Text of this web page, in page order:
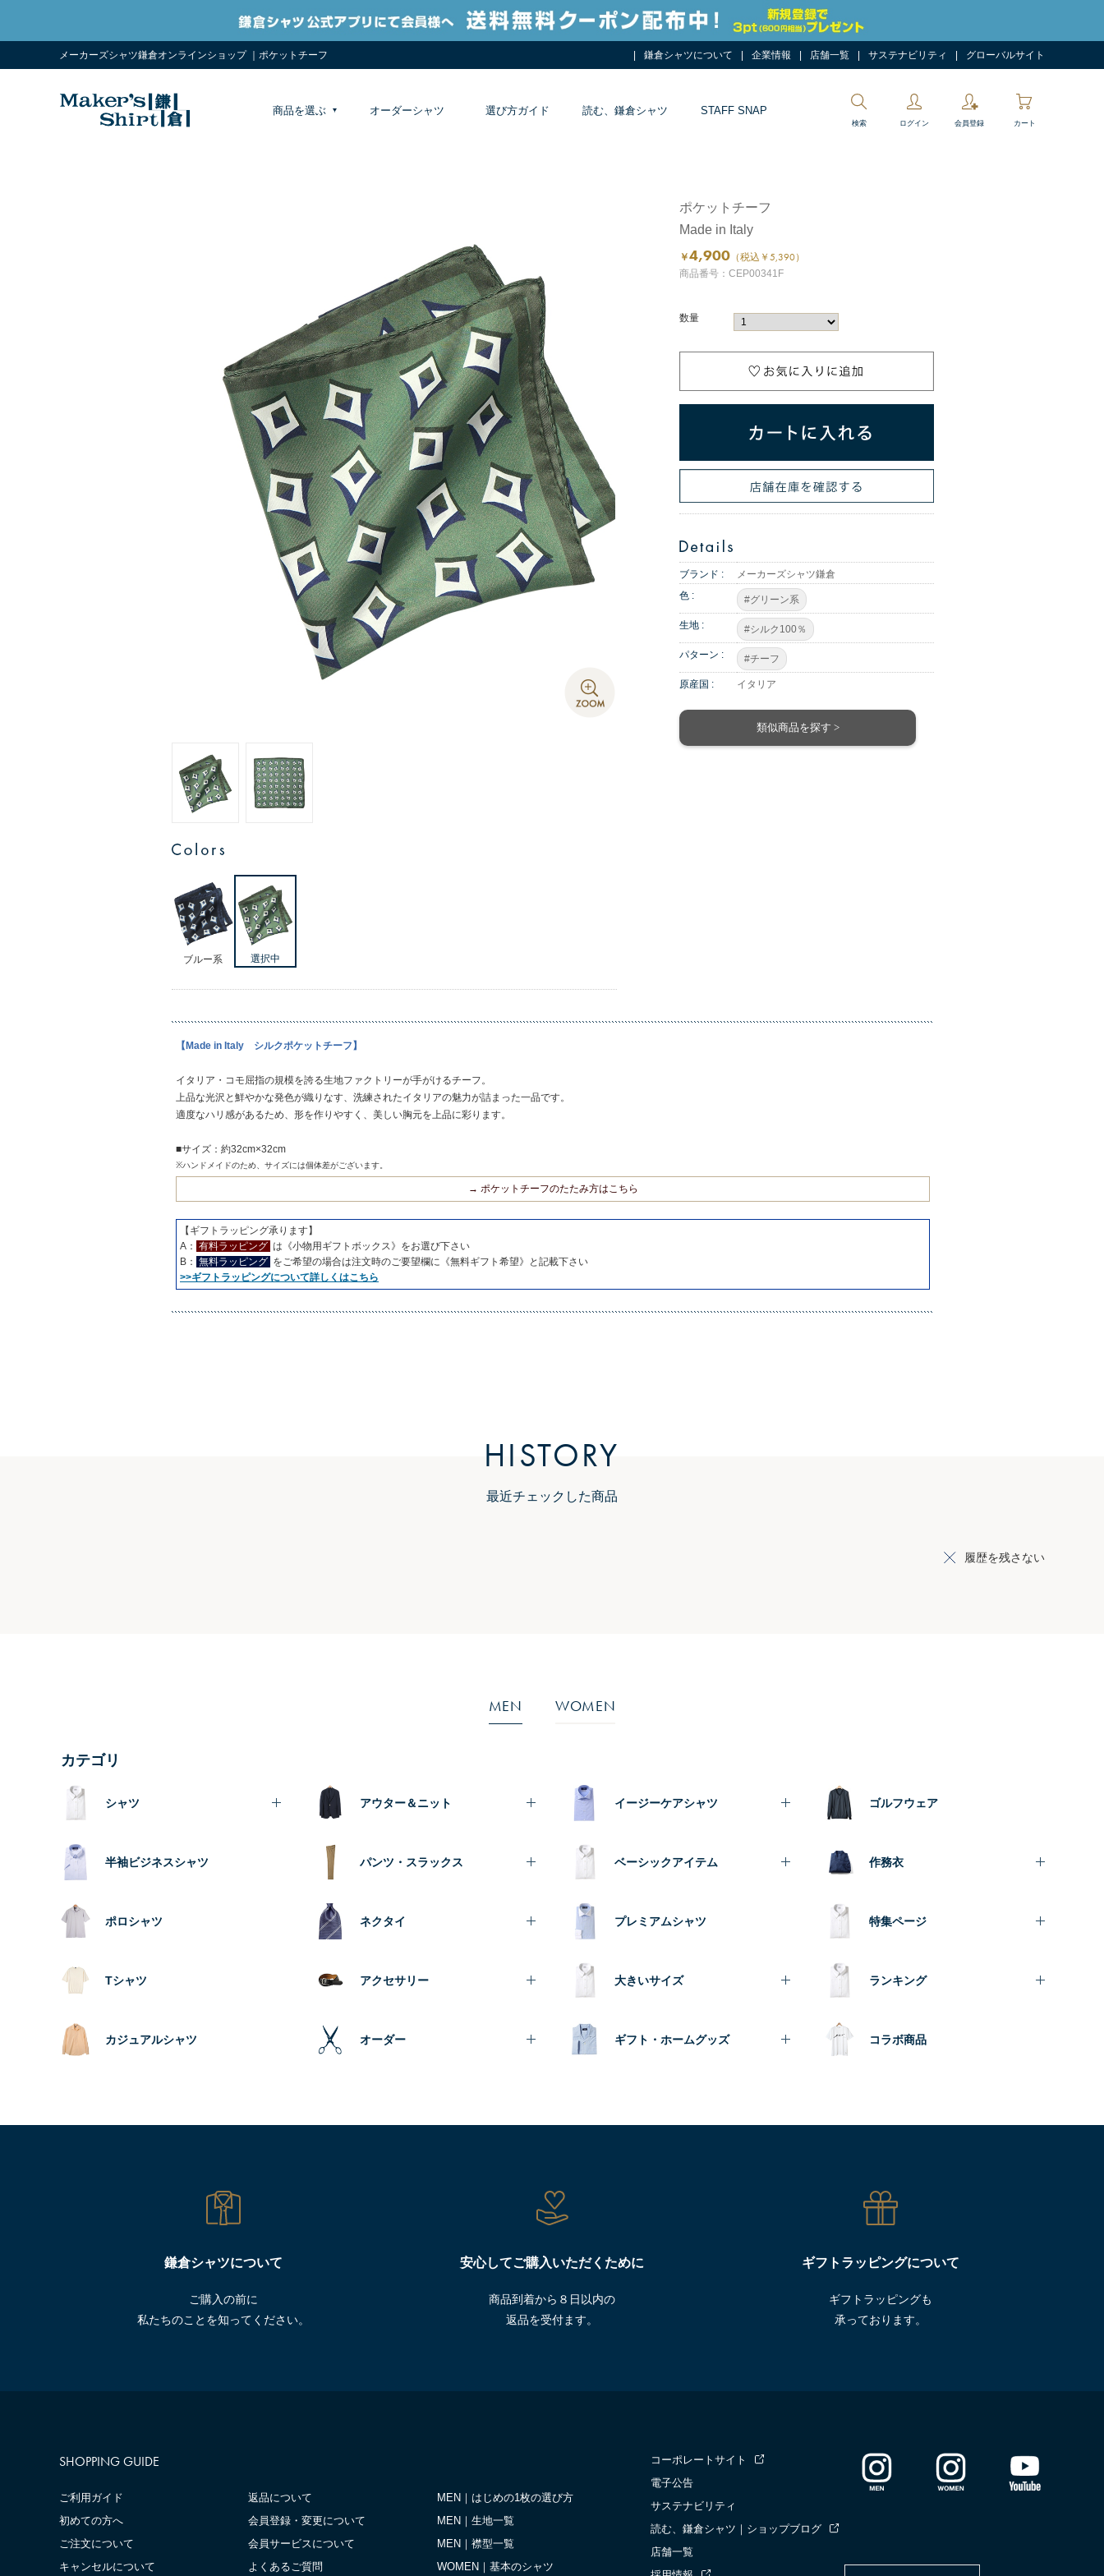
メーカーズシャツ鎌倉オンラインショップ ｜ポケットチーフ 鎌倉シャツについて 企業情報 店舗一覧 サステナビリティ グローバルサイト
商品を選ぶ オーダーシャツ 選び方ガイド 読む、鎌倉シャツ STAFF SNAP
検索 ログイン 会員登録 カート
ブルー系
ポケットチーフ
Made in Italy
￥4,900 （税込￥5,390）
商品番号：CEP00341F
数量
ブランド :
メーカーズシャツ鎌倉
色 :
#グリーン系
生地 : #シルク100％
パターン : #チーフ
原産国 : イタリア
類似商品を探す >
【Made in Italy シルクポケットチーフ】
イタリア・コモ屈指の規模を誇る生地ファクトリーが手がけるチーフ。
上品な光沢と鮮やかな発色が織りなす、洗練されたイタリアの魅力が詰まった一品です。
適度なハリ感があるため、形を作りやすく、美しい胸元を上品に彩ります。
■サイズ：約32cm×32cm
※ハンドメイドのため、サイズには個体差がございます。
→ ポケットチーフのたたみ方はこちら
【ギフトラッピング承ります】
A： 有料ラッピング は《小物用ギフトボックス》をお選び下さい
B： 無料ラッピング をご希望の場合は注文時のご要望欄に《無料ギフト希望》と記載下さい
>>ギフトラッピングについて詳しくはこちら
HISTORY
最近チェックした商品
履歴を残さない
MEN WOMEN
カテゴリ
シャツ
半袖ビジネスシャツ
ポロシャツ
Tシャツ
カジュアルシャツ
アウター＆ニット
パンツ・スラックス
ネクタイ
アクセサリー
オーダー
イージーケアシャツ
ベーシックアイテム
プレミアムシャツ
大きいサイズ
ギフト・ホームグッズ
ゴルフウェア
作務衣
特集ページ
ランキング
コラボ商品
鎌倉シャツについて
ご購入の前に
私たちのことを知ってください。
安心してご購入いただくために
商品到着から８日以内の
返品を受付ます。
ギフトラッピングについて
ギフトラッピングも
承っております。
SHOPPING GUIDE
ご利用ガイド
初めての方へ
ご注文について
キャンセルについて
返品について
会員登録・変更について
会員サービスについて
よくあるご質問
MEN｜はじめの1枚の選び方
MEN｜生地一覧
MEN｜襟型一覧
WOMEN｜基本のシャツ
コーポレートサイト
電子公告
サステナビリティ
読む、鎌倉シャツ｜ショップブログ
店舗一覧